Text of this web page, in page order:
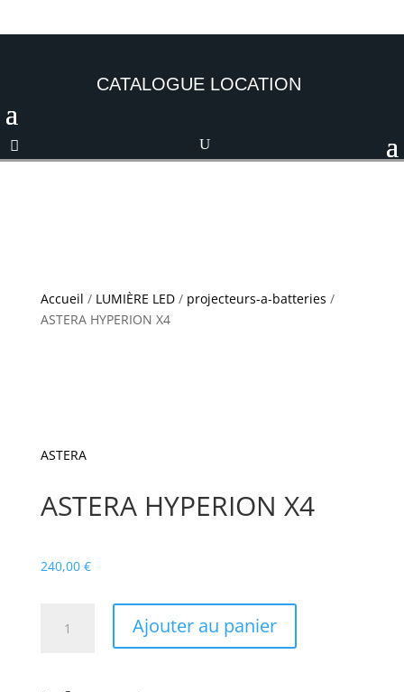
CATALOGUE LOCATION
Accueil / LUMIÈRE LED/ projecteurs-a-batteries /
ASTERA HYPERION X4
ASTERA
ASTERA HYPERION X4
240,00 €
Ajouter au panier